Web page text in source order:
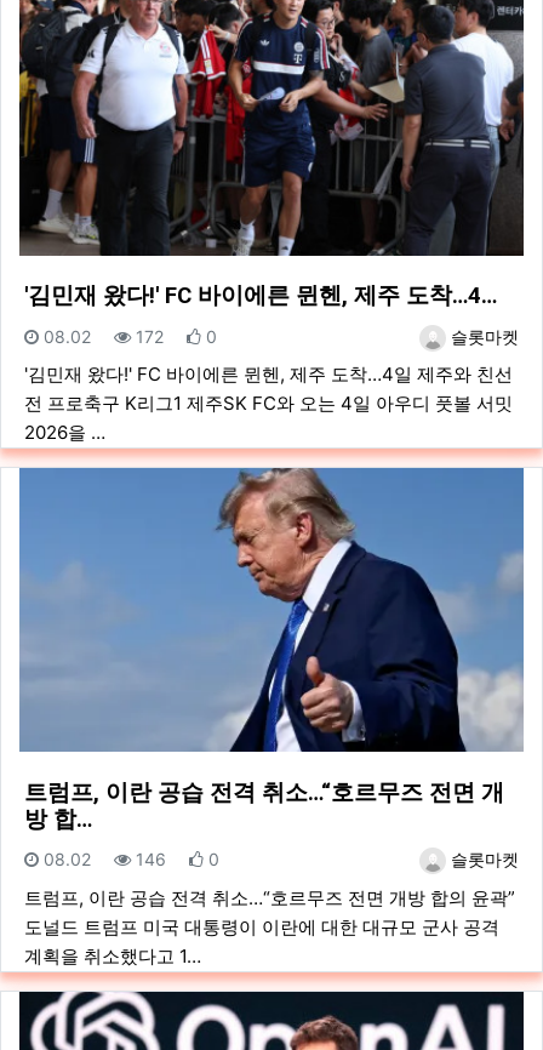
'김민재 왔다!' FC 바이에른 뮌헨, 제주 도착…4…
등록자슬롯마켓
등록일
08.02 조회
172 추천
0
'김민재 왔다!' FC 바이에른 뮌헨, 제주 도착…4일 제주와 친선
전 프로축구 K리그1 제주SK FC와 오는 4일 아우디 풋볼 서밋
2026을 …
트럼프, 이란 공습 전격 취소…“호르무즈 전면 개
방 합…
등록자슬롯마켓
등록일
08.02 조회
146 추천
0
트럼프, 이란 공습 전격 취소…“호르무즈 전면 개방 합의 윤곽”
도널드 트럼프 미국 대통령이 이란에 대한 대규모 군사 공격
계획을 취소했다고 1…